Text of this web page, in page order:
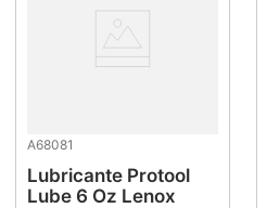
A68081
Lubricante Protool
Lube 6 Oz Lenox